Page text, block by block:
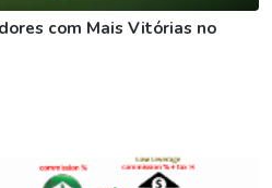
com Mais Vitórias no